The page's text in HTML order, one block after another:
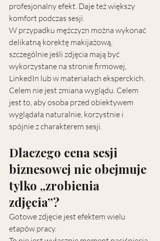
profesjonalny efekt. Daje też większy
komfort podczas sesji.
W przypadku mężczyzn można wykonać
delikatną korektę makijażową,
szczególnie jeśli zdjęcia mają być
wykorzystane na stronie firmowej,
LinkedIn lub w materiałach eksperckich.
Celem nie jest zmiana wyglądu. Celem
jest to, aby osoba przed obiektywem
wyglądała naturalnie, korzystnie i
spójnie z charakterem sesji.
Dlaczego cena sesji
biznesowej nie obejmuje
tylko „zrobienia
zdjęcia”?
Gotowe zdjęcie jest efektem wielu
etapów pracy.